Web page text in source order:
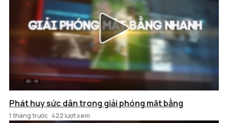
Phát huy sức dân trong giải phóng mặt bằng
1 tháng trước 422 lượt xem